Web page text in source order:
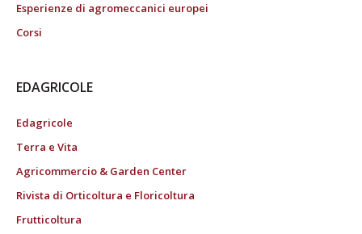
Esperienze di agromeccanici europei
Corsi
EDAGRICOLE
Edagricole
Terra e Vita
Agricommercio & Garden Center
Rivista di Orticoltura e Floricoltura
Frutticoltura